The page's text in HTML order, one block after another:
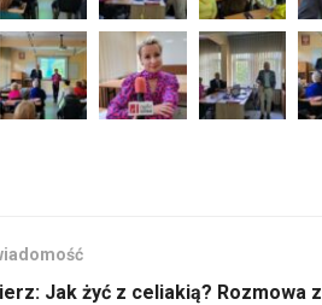
Jak żyć z celiakią? Rozmowa z